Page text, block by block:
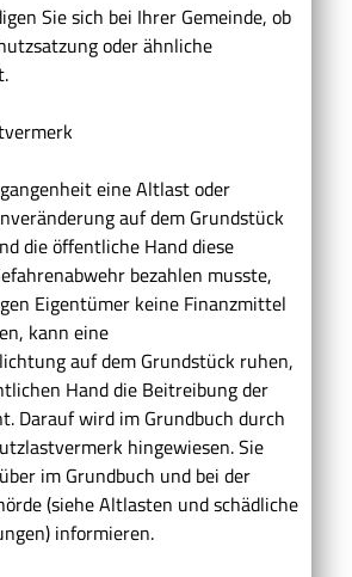
Sie sich bei Ihrer Gemeinde, ob
oder ähnliche
eine Altlast oder
auf dem Grundstück
die öffentliche Hand diese
bezahlen musste,
Eigentümer keine Finanzmittel
kann eine
auf dem Grundstück ruhen,
Hand die Beitreibung der
Darauf wird im Grundbuch durch
hingewiesen. Sie
im Grundbuch und bei der
(siehe Altlasten und schädliche
informieren.